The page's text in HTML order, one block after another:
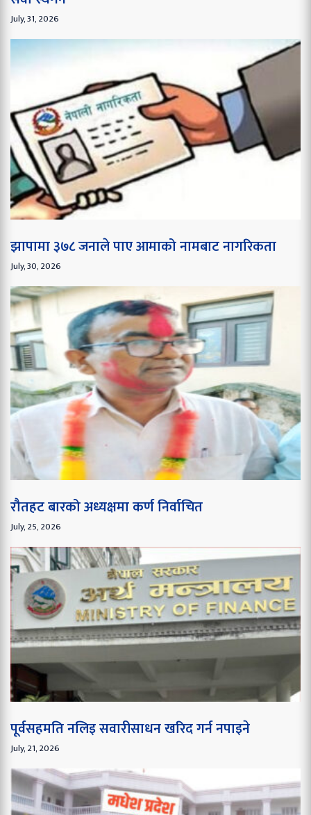
July, 31, 2026
झापामा ३७८ जनाले पाए आमाको नामबाट नागरिकता
July, 30, 2026
रौतहट बारको अध्यक्षमा कर्ण निर्वाचित
July, 25, 2026
पूर्वसहमति नलिइ सवारीसाधन खरिद गर्न नपाइने
July, 21, 2026